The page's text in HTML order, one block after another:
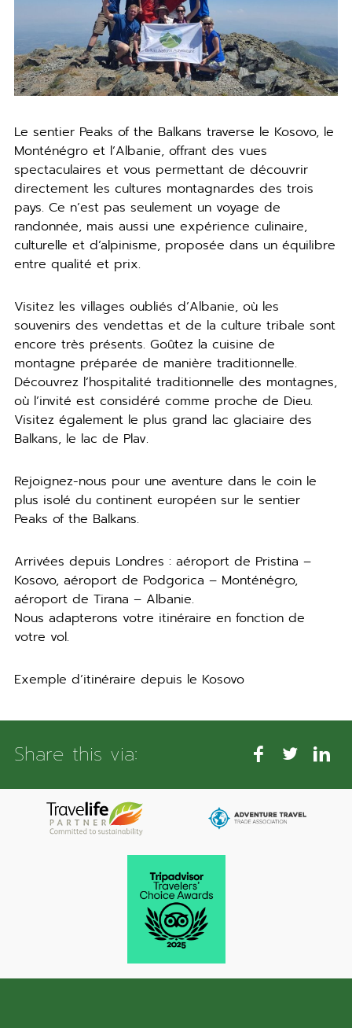
Le sentier Peaks of the Balkans traverse le Kosovo, le
Monténégro et l’Albanie, offrant des vues
spectaculaires et vous permettant de découvrir
directement les cultures montagnardes des trois
pays. Ce n’est pas seulement un voyage de
randonnée, mais aussi une expérience culinaire,
culturelle et d’alpinisme, proposée dans un équilibre
entre qualité et prix.
Visitez les villages oubliés d’Albanie, où les
souvenirs des vendettas et de la culture tribale sont
encore très présents. Goûtez la cuisine de
montagne préparée de manière traditionnelle.
Découvrez l’hospitalité traditionnelle des montagnes,
où l’invité est considéré comme proche de Dieu.
Visitez également le plus grand lac glaciaire des
Balkans, le lac de Plav.
Rejoignez-nous pour une aventure dans le coin le
plus isolé du continent européen sur le sentier
Peaks of the Balkans.
Arrivées depuis Londres : aéroport de Pristina –
Kosovo, aéroport de Podgorica – Monténégro,
aéroport de Tirana – Albanie.
Nous adapterons votre itinéraire en fonction de
votre vol.
Exemple d’itinéraire depuis le Kosovo
Share this via: